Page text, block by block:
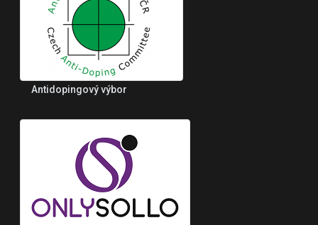
Antidopingový výbor